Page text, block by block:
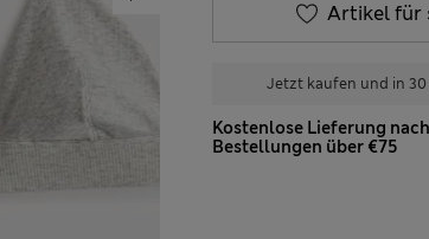
Artikel für
Jetzt kaufen und in 30
Kostenlose Lieferung
Bestellungen über €75